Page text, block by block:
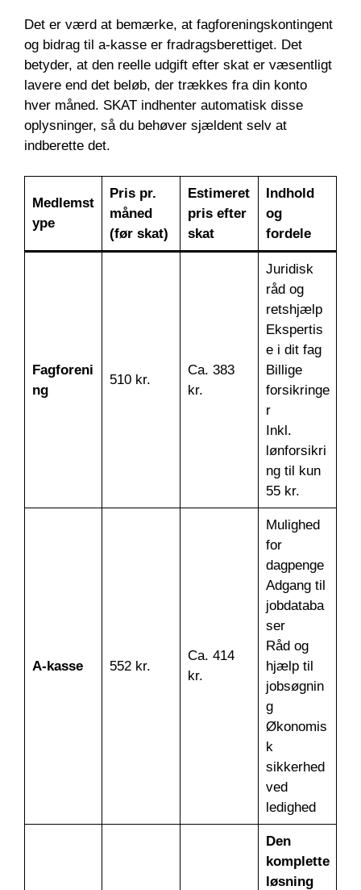
Det er værd at bemærke, at fagforeningskontingent
og bidrag til a-kasse er fradragsberettiget. Det
betyder, at den reelle udgift efter skat er væsentligt
lavere end det beløb, der trækkes fra din konto
hver måned. SKAT indhenter automatisk disse
oplysninger, så du behøver sjældent selv at
indberette det.
Medlemst
ype
Pris pr.
måned
(før skat)
Estimeret
pris efter
skat
Indhold
og
fordele
Fagforeni
ng
510 kr.
Ca. 383
kr.
Juridisk
råd og
retshjælp
Ekspertis
e i dit fag
Billige
forsikringe
r
Inkl.
lønforsikri
ng til kun
55 kr.
A-kasse 552 kr.
Ca. 414
kr.
Mulighed
for
dagpenge
Adgang til
jobdataba
ser
Råd og
hjælp til
jobsøgnin
g
Økonomis
k
sikkerhed
ved
ledighed
Den
komplette
løsning